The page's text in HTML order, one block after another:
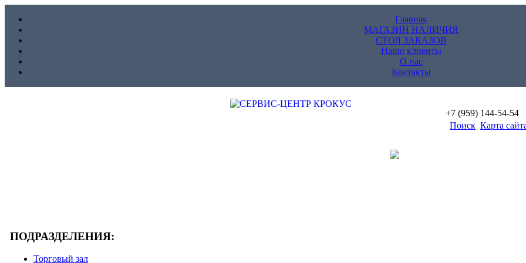
Главная
МАГАЗИН НАЛИЧИЯ
СТОЛ ЗАКАЗОВ
Наши клиенты
О нас
Контакты
+7 (959) 144-54-54
Поиск Карта
ПОДРАЗДЕЛЕНИЯ:
Торговый зал